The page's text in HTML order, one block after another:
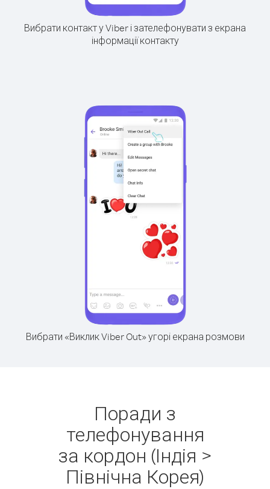
Вибрати контакт у Viber і зателефонувати з екрана
інформації контакту
Вибрати «Виклик Viber Out» угорі екрана розмови
Поради з
телефонування
за кордон (Індія >
Північна Корея)